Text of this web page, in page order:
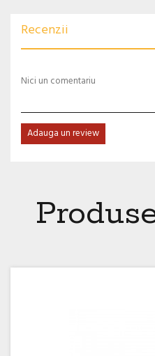
Recenzii
Nici un comentariu
Adauga un review